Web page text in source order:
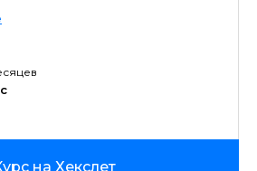
на Хекслет